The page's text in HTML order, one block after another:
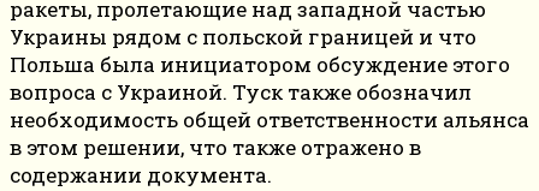
ракеты, пролетающие над западной частью
Украины рядом с польской границей и что
Польша была инициатором обсуждение этого
вопроса с Украиной. Туск также обозначил
необходимость общей ответственности альянса
в этом решении, что также отражено в
содержании документа.